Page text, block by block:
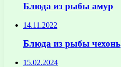
Блюда из рыбы амур
14.11.2022
Блюда из рыбы чехонь
15.02.2024